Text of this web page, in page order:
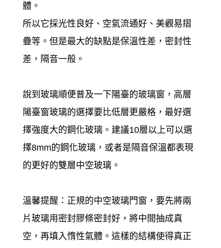
體。
所以它採光性良好、空氣流通好、美觀易摺
疊等。但是最大的缺點是保溫性差，密封性
差，隔音一般。
說到玻璃順便普及一下陽臺的玻璃窗，高層
陽臺窗玻璃的選擇要比低層更嚴格，最好選
擇強度大的鋼化玻璃。建議10層以上可以選
擇8mm的鋼化玻璃，或者是隔音保溫都表現
的更好的雙層中空玻璃。
溫馨提醒：正規的中空玻璃門窗，要先將兩
片玻璃用密封膠條密封好，將中間抽成真
空，再填入惰性氣體。這樣的結構使得真正